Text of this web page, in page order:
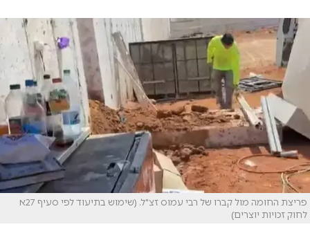
פריצת החומה מול קברו של רבי עמוס זצ"ל. (שימוש בתיעוד לפי סעיף 27א
לחוק זכויות יוצרים)